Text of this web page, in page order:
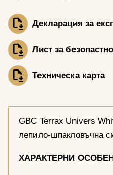
Декларация за
Лист за
Техническа карта
GBC Terrax Univers
лепило-шпакловъчна
ХАРАКТЕРНИ